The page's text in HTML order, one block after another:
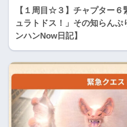
【１周目☆３】チャプター６
ュラトドス！」その知らんぷ
ンハンNow日記】